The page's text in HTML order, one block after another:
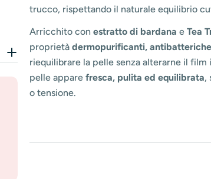
trucco, rispettando il naturale equilibrio
Arricchito conestratto di bardana eTea
proprietàdermopurificanti,
riequilibrare la pelle senza alterarne il film
pelle apparefresca, pulita ed equilibrata,
o tensione.